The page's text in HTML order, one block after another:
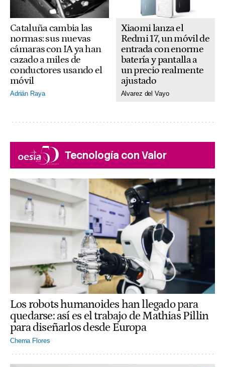
Cataluña cambia las
normas: sus nuevas
cámaras con IA ya han
cazado a miles de
conductores usando el
móvil
Adrián Raya
Xiaomi lanza el
Redmi 17, un móvil de
entrada con enorme
batería y pantalla a
un precio realmente
ajustado
Alvarez del Vayo
Tecnología con Valor
Los robots humanoides han llegado para
quedarse: así es el trabajo de Mathias Pillin
para diseñarlos desde Europa
Chema Flores